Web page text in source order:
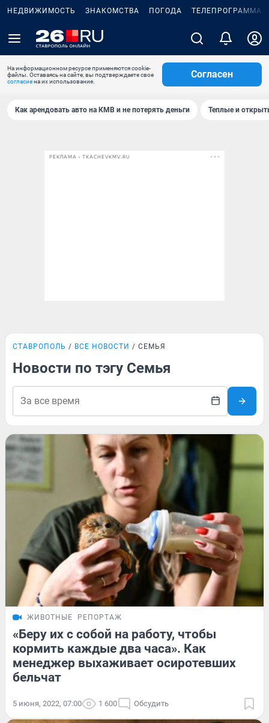
НЕДВИЖИМОСТЬ ЗНАКОМСТВА ПОГОДА ТЕЛЕПРОГРАММА
На информационном ресурсе применяются cookie-
файлы. Оставаясь на сайте, вы подтверждаете свое
согласиена их использование.
Согласен
Как арендовать авто на КМВ и не потерять деньги Теплые и
РЕКЛАМА • TKACHEVKMV.RU
СТАВРОПОЛЬ ВСЕ НОВОСТИ СЕМЬЯ
Новости по тэгу Семья
ЖИВОТНЫЕ РЕПОРТАЖ
«Беру их с собой на работу, чтобы
кормить каждые два часа». Как
менеджер выхаживает осиротевших
бельчат
5 июня, 2022, 07:00 1 600 Обсудить